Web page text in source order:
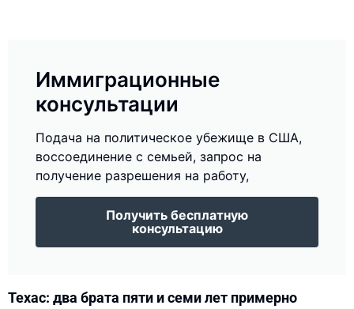
Иммиграционные
консультации
Подача на политическое убежище в США,
воссоединение с семьей, запрос на
получение разрешения на работу,
Получить бесплатную
консультацию
Техас: два брата пяти и семи лет примерно